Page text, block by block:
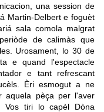
una session de
Martin-Delbert e foguèt
sala comola malgrat
de calimàs que
Urosament, lo 30 de
e quand l'espectacle
e tant refrescant
Èri esmogut a ne
aquela pèça per l'aver
Vos tiri lo capèl Dòna